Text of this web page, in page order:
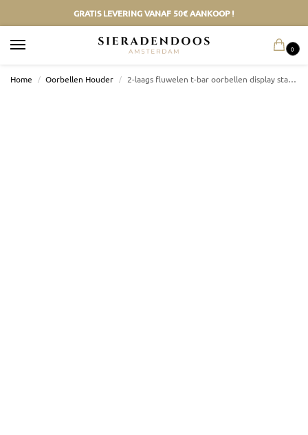
GRATIS LEVERING VANAF 50€ AANKOOP !
0
Home / Oorbellen Houder / 2-laags fluwelen t-bar oorbellen display standaard